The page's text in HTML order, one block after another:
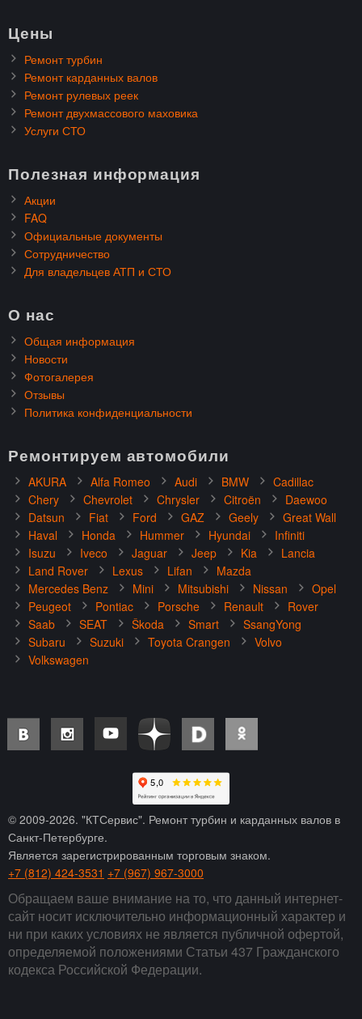
Цены
Ремонт турбин
Ремонт карданных валов
Ремонт рулевых реек
Ремонт двухмассового маховика
Услуги СТО
Полезная информация
Акции
FAQ
Официальные документы
Сотрудничество
Для владельцев АТП и СТО
О нас
Общая информация
Новости
Фотогалерея
Отзывы
Политика конфиденциальности
Ремонтируем автомобили
AKURA Alfa Romeo Audi BMW
Cadillac
Chery
Chevrolet Chrysler Citroën
Daewoo
Datsun
Fiat Ford GAZ Geely
Great Wall
Haval
Honda Hummer Hyundai
Infiniti
Isuzu
Iveco Jaguar Jeep Kia
Lancia
Land Rover
Lexus Lifan
Mazda
Mercedes Benz
Mini Mitsubishi Nissan
Opel
Peugeot
Pontiac Porsche Renault
Rover
Saab
SEAT Škoda Smart
SsangYong
Subaru
Suzuki Toyota Crangen
Volvo
Volkswagen
© 2009-2026. "КТСервис". Ремонт турбин и карданных валов в
Санкт-Петербурге.
Является зарегистрированным торговым знаком.
+7 (812) 424-3531 +7 (967) 967-3000
Обращаем ваше внимание на то, что данный интернет-
сайт носит исключительно информационный характер и
ни при каких условиях не является публичной офертой,
определяемой положениями Статьи 437 Гражданского
кодекса Российской Федерации.